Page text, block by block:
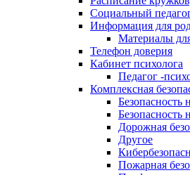
Социальный
Информация для
Материалы
Телефон доверия
Кабинет психолога
Педагог -
Комплексная
Безопасность
Безопасность
Дорожная
Другое
Пожарная